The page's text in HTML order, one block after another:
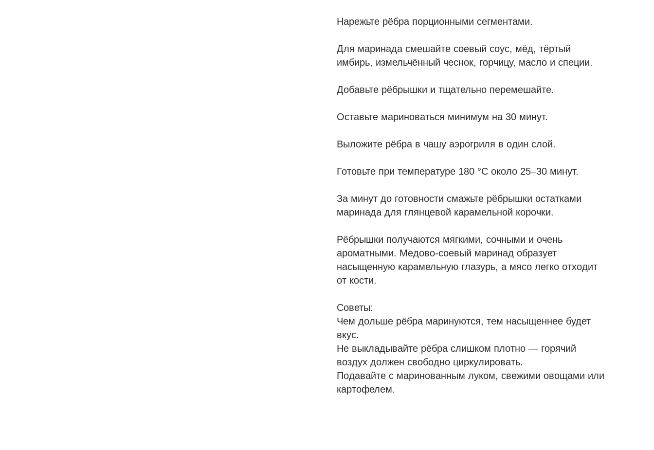
Нарежьте рёбра порционными сегментами.
Для маринада смешайте соевый соус, мёд, тёртый
имбирь, измельчённый чеснок, горчицу, масло и специи.
Добавьте рёбрышки и тщательно перемешайте.
Оставьте мариноваться минимум на 30 минут.
Выложите рёбра в чашу аэрогриля в один слой.
Готовьте при температуре 180 °C около 25–30 минут.
За минут до готовности смажьте рёбрышки остатками
маринада для глянцевой карамельной корочки.
Рёбрышки получаются мягкими, сочными и очень
ароматными. Медово-соевый маринад образует
насыщенную карамельную глазурь, а мясо легко отходит
от кости.
Советы:
Чем дольше рёбра маринуются, тем насыщеннее будет
вкус.
Не выкладывайте рёбра слишком плотно — горячий
воздух должен свободно циркулировать.
Подавайте с маринованным луком, свежими овощами или
картофелем.